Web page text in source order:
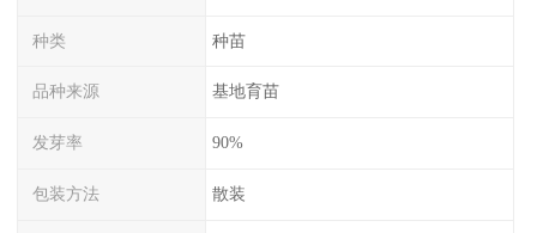
种类 种苗
品种来源 基地育苗
发芽率 90%
包装方法 散装